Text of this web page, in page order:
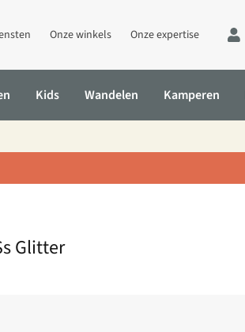
Onze winkels Onze expertise
Kids Wandelen Kamperen
Glitter